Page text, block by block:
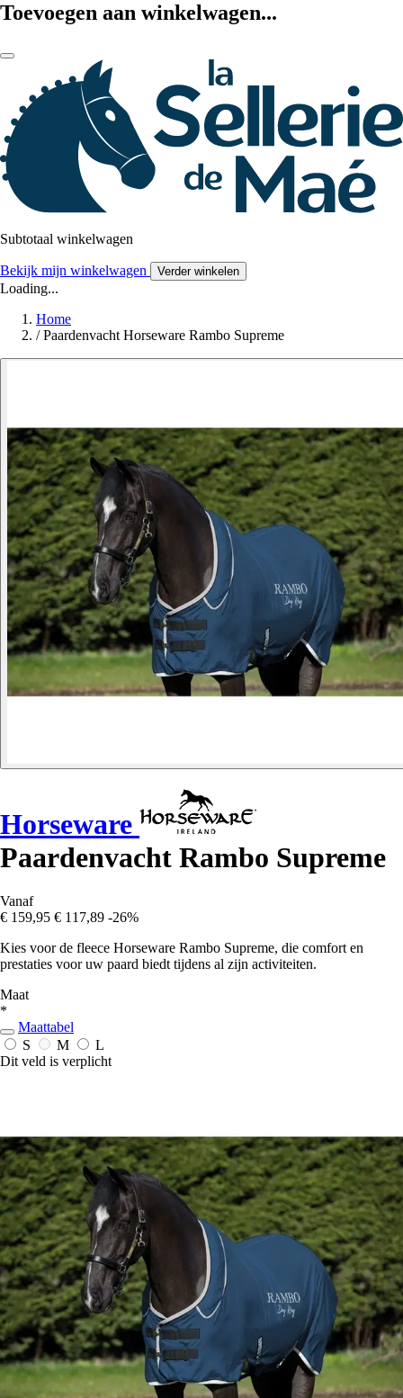
Toevoegen aan winkelwagen...
Subtotaal winkelwagen
Bekijk mijn winkelwagen Verder winkelen
Loading...
Home
/ Paardenvacht Horseware Rambo Supreme
Horseware
Paardenvacht Rambo Supreme
Vanaf
€ 159,95 € 117,89 -26%
Kies voor de fleece Horseware Rambo Supreme, die comfort en
prestaties voor uw paard biedt tijdens al zijn activiteiten.
Maat
*
Maattabel
S
M
L
Dit veld is verplicht